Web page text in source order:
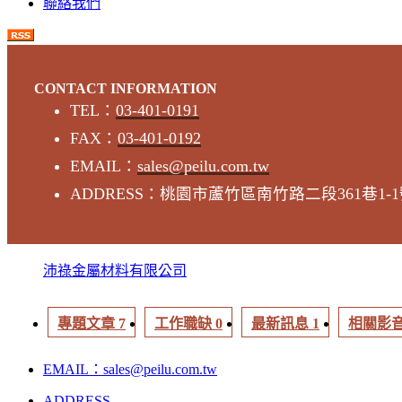
聯絡我們
CONTACT INFORMATION
TEL： 03-401-0191
FAX： 03-401-0192
EMAIL： sales@peilu.com.tw
ADDRESS：桃園市蘆竹區南竹路二段361巷1-
沛祿金屬材料有限公司
專題文章 7 工作職缺 0 最新訊息 1 相關影
EMAIL：sales@peilu.com.tw